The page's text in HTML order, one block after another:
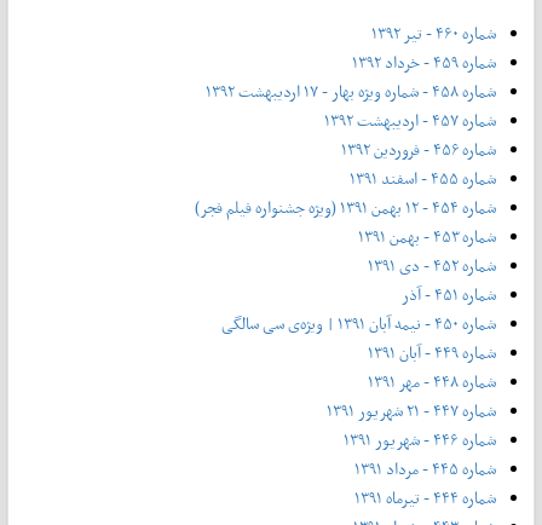
شماره ۴۶۰ - تیر ۱۳۹۲
شماره ۴۵۹ - خرداد ۱۳۹۲
شماره ۴۵۸ - شماره ویژه بهار - ۱۷ اردیبهشت ۱۳۹۲
شماره ۴۵۷ - اردیبهشت ۱۳۹۲
شماره ۴۵۶ - فروردین ۱۳۹۲
شماره ۴۵۵ - اسفند ۱۳۹۱
شماره ۴۵۴ - ۱۲ بهمن ۱۳۹۱ (ویژه جشنواره فیلم فجر)
شماره ۴۵۳ - بهمن ۱۳۹۱
شماره ۴۵۲ - دی ۱۳۹۱
شماره ۴۵۱ - آذر
شماره ۴۵۰ - نیمه آبان ۱۳۹۱ | ویژه‌ی سی سالگی
شماره ۴۴۹ - آبان ۱۳۹۱
شماره ۴۴۸ - مهر ۱۳۹۱
شماره ۴۴۷ - ۲۱ شهریور ۱۳۹۱
شماره ۴۴۶ - شهریور ۱۳۹۱
شماره ۴۴۵ - مرداد ۱۳۹۱
شماره ۴۴۴ - تیر‌ماه ۱۳۹۱